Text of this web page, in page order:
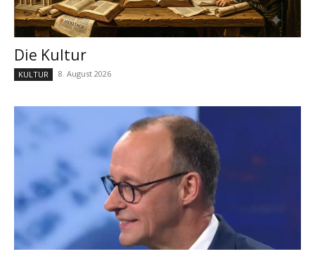
Die Kultur
KULTUR 8. August 2026